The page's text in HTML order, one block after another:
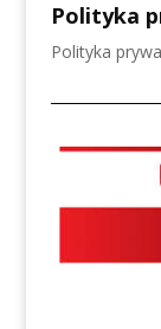
Polityka
Polityka